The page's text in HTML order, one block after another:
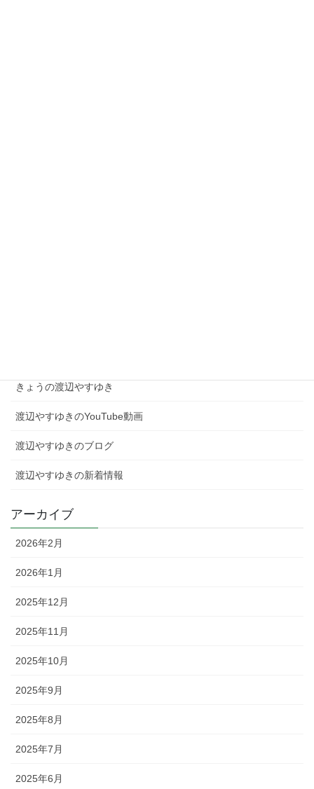
きょうの渡辺やすゆき
渡辺やすゆきのYouTube動画
渡辺やすゆきのブログ
渡辺やすゆきの新着情報
アーカイブ
2026年2月
2026年1月
2025年12月
2025年11月
2025年10月
2025年9月
2025年8月
2025年7月
2025年6月